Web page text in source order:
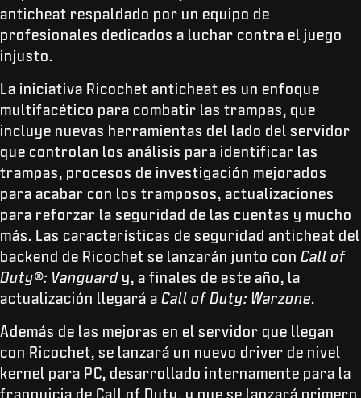
anticheat respaldado por un equipo de
profesionales dedicados a luchar contra el juego
injusto.
La iniciativa Ricochet anticheat es un enfoque
multifacético para combatir las trampas, que
incluye nuevas herramientas del lado del servidor
que controlan los análisis para identificar las
trampas, procesos de investigación mejorados
para acabar con los tramposos, actualizaciones
para reforzar la seguridad de las cuentas y mucho
más. Las características de seguridad anticheat del
backend de Ricochet se lanzarán junto con Call of
Duty®: Vanguard y, a finales de este año, la
actualización llegará a Call of Duty: Warzone.
Además de las mejoras en el servidor que llegan
con Ricochet, se lanzará un nuevo driver de nivel
kernel para PC, desarrollado internamente para la
franquicia de Call of Duty, y que se lanzará primero